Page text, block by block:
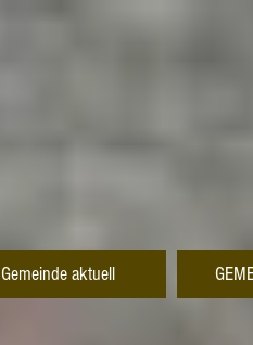
Gemeinde aktuell